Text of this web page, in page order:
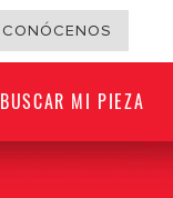
CONÓCENOS
BUSCAR MI PIEZA